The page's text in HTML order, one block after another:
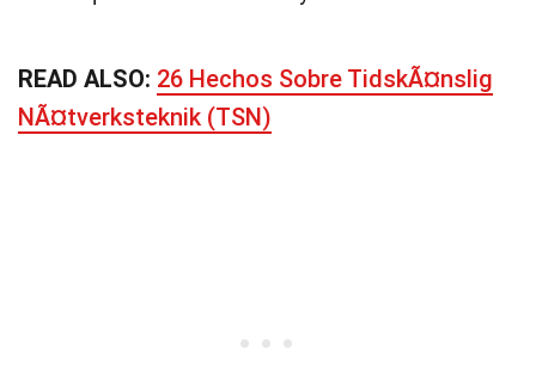
READ ALSO: 26 Hechos Sobre TidskÃ¤nslig
NÃ¤tverksteknik (TSN)